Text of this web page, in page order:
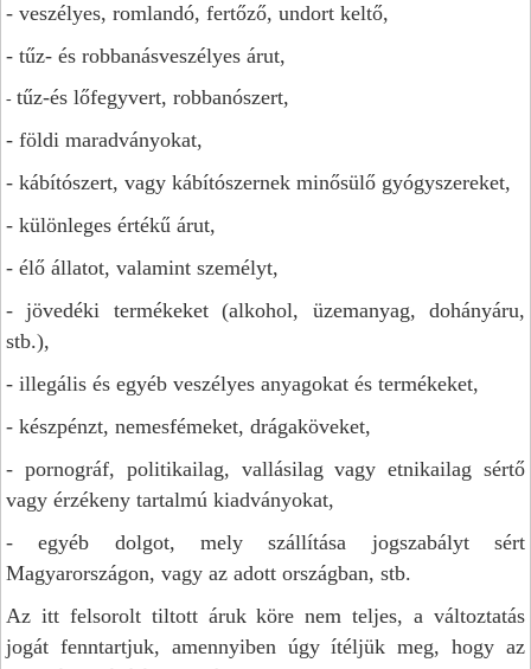
- veszélyes, romlandó, fertőző, undort keltő,
- tűz- és robbanásveszélyes árut,
- tűz-és lőfegyvert, robbanószert,
- földi maradványokat,
- kábítószert, vagy kábítószernek minősülő gyógyszereket,
- különleges értékű árut,
- élő állatot, valamint személyt,
- jövedéki termékeket (alkohol, üzemanyag, dohányáru,
stb.),
- illegális és egyéb veszélyes anyagokat és termékeket,
- készpénzt, nemesfémeket, drágaköveket,
- pornográf, politikailag, vallásilag vagy etnikailag sértő
vagy érzékeny tartalmú kiadványokat,
- egyéb dolgot, mely szállítása jogszabályt sért
Magyarországon, vagy az adott országban, stb.
Az itt felsorolt tiltott áruk köre nem teljes, a változtatás
jogát fenntartjuk, amennyiben úgy ítéljük meg, hogy az